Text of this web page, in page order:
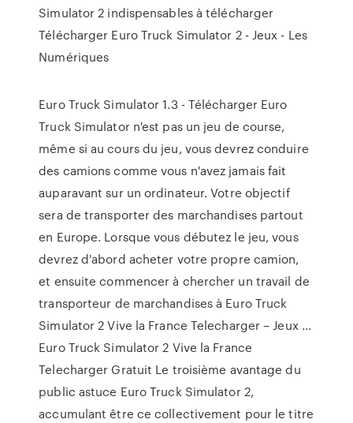
Simulator 2 indispensables à télécharger
Télécharger Euro Truck Simulator 2 - Jeux - Les
Numériques
Euro Truck Simulator 1.3 - Télécharger Euro
Truck Simulator n'est pas un jeu de course,
même si au cours du jeu, vous devrez conduire
des camions comme vous n'avez jamais fait
auparavant sur un ordinateur. Votre objectif
sera de transporter des marchandises partout
en Europe. Lorsque vous débutez le jeu, vous
devrez d'abord acheter votre propre camion,
et ensuite commencer à chercher un travail de
transporteur de marchandises à Euro Truck
Simulator 2 Vive la France Telecharger – Jeux ...
Euro Truck Simulator 2 Vive la France
Telecharger Gratuit Le troisième avantage du
public astuce Euro Truck Simulator 2,
accumulant être ce collectivement pour le titre